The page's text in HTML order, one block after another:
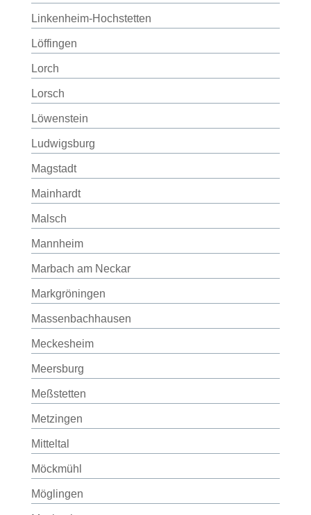
Linkenheim-Hochstetten
Löffingen
Lorch
Lorsch
Löwenstein
Ludwigsburg
Magstadt
Mainhardt
Malsch
Mannheim
Marbach am Neckar
Markgröningen
Massenbachhausen
Meckesheim
Meersburg
Meßstetten
Metzingen
Mitteltal
Möckmühl
Möglingen